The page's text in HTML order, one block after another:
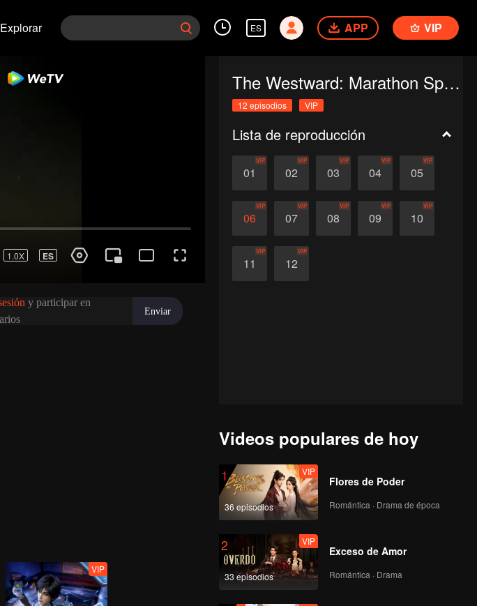
Explorar ES APP VIP
The Westward: Marathon Special
12 episodios VIP
Lista de reproducción
01
VIP
02
VIP
03
VIP
04
VIP
05
VIP
06
VIP
07
VIP
08
VIP
09
VIP
10
VIP
11
VIP
12
VIP
VIP
Videos populares de hoy
1
36 episodios
VIP
Flores de Poder
Romántica · Drama de época
2
33 episodios
VIP
Exceso de Amor
Romántica · Drama